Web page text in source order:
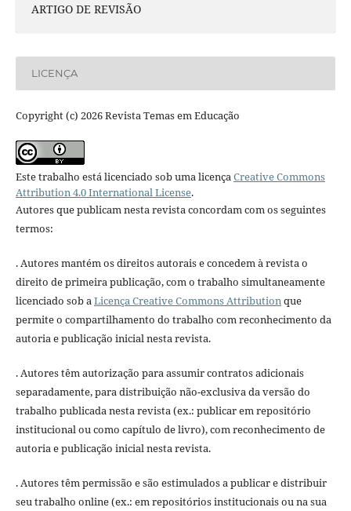
ARTIGO DE REVISÃO
LICENÇA
Copyright (c) 2026 Revista Temas em Educação
Este trabalho está licenciado sob uma licençaCreative Commons
Attribution 4.0 International License.
Autores que publicam nesta revista concordam com os seguintes
termos:
. Autores mantém os direitos autorais e concedem à revista o
direito de primeira publicação, com o trabalho simultaneamente
licenciado sob aLicença Creative Commons Attributionque
permite o compartilhamento do trabalho com reconhecimento da
autoria e publicação inicial nesta revista.
. Autores têm autorização para assumir contratos adicionais
separadamente, para distribuição não-exclusiva da versão do
trabalho publicada nesta revista (ex.: publicar em repositório
institucional ou como capítulo de livro), com reconhecimento de
autoria e publicação inicial nesta revista.
. Autores têm permissão e são estimulados a publicar e distribuir
seu trabalho online (ex.: em repositórios institucionais ou na sua